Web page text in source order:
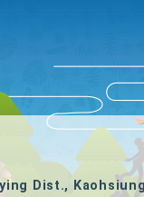
Dist.,